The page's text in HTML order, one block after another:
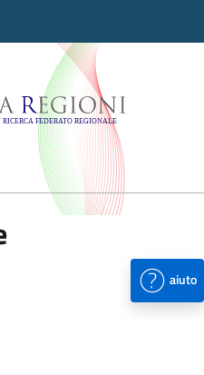
-
aiuto